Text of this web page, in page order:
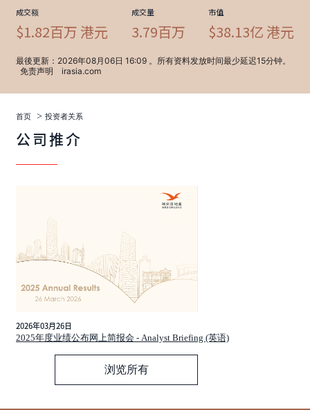
首页 > 投资者关系
公司推介
2026年03月26日
2025年度业绩公布网上简报会 - Analyst Briefing (英语)
浏览所有